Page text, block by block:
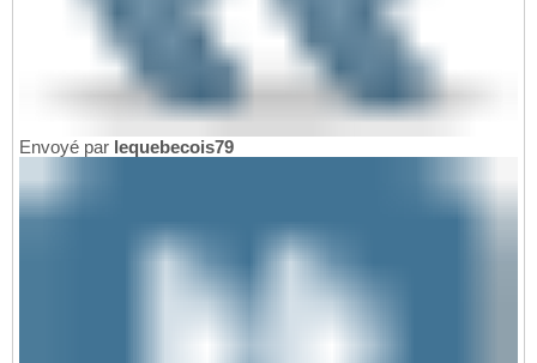
Envoyé par lequebecois79